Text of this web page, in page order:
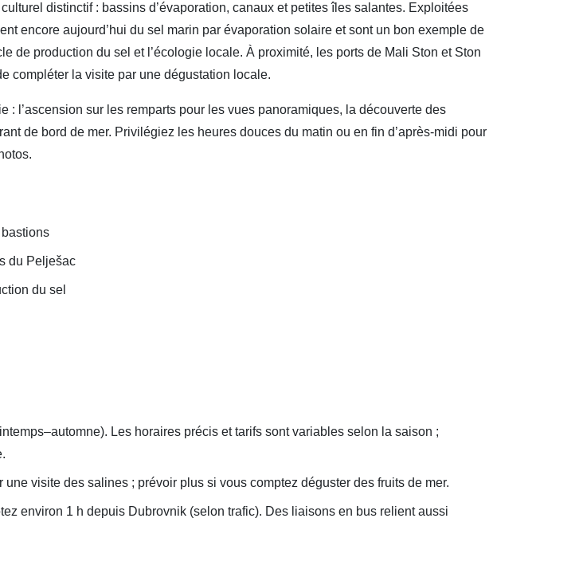
distinctif : bassins d’évaporation, canaux et petites îles salantes. Exploitées
encore aujourd’hui du sel marin par évaporation solaire et sont un bon exemple de
de production du sel et l’écologie locale. À proximité, les ports de Mali Ston et Ston
compléter la visite par une dégustation locale.
: l’ascension sur les remparts pour les vues panoramiques, la découverte des
de bord de mer. Privilégiez les heures douces du matin ou en fin d’après-midi pour
du Pelješac
du sel
Les horaires précis et tarifs sont variables selon la saison ;
visite des salines ; prévoir plus si vous comptez déguster des fruits de mer.
environ 1 h depuis Dubrovnik (selon trafic). Des liaisons en bus relient aussi